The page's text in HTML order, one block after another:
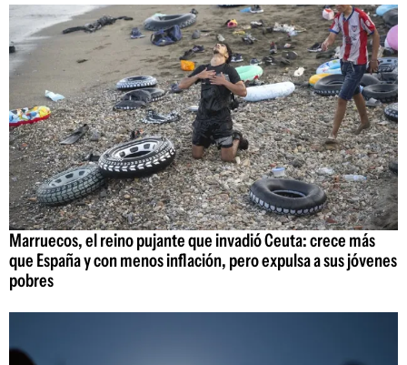
Marruecos, el reino pujante que invadió Ceuta: crece más
que España y con menos inflación, pero expulsa a sus jóvenes
pobres